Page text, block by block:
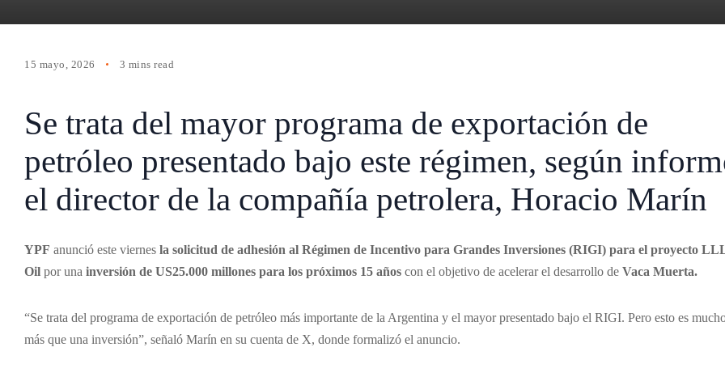
15 mayo, 2026 3 mins read
Se trata del mayor programa de exportación de
petróleo presentado bajo este régimen, según
el director de la compañía petrolera, Horacio Marín
YPF anunció este viernes la solicitud de adhesión al Régimen de Incentivo para Grandes Inversiones (RIGI) para el proyecto
Oil por una inversión de US25.000 millones para los próximos 15 años con el objetivo de acelerar el desarrollo de Vaca Muerta.
“Se trata del programa de exportación de petróleo más importante de la Argentina y el mayor presentado bajo el RIGI. Pero esto es
más que una inversión”, señaló Marín en su cuenta de X, donde formalizó el anuncio.